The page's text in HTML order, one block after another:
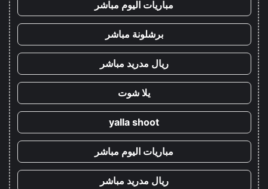
مباريات اليوم مباشر
برشلونة مباشر
ريال مدريد مباشر
يلا شوت
yalla shoot
مباريات اليوم مباشر
ريال مدريد مباشر